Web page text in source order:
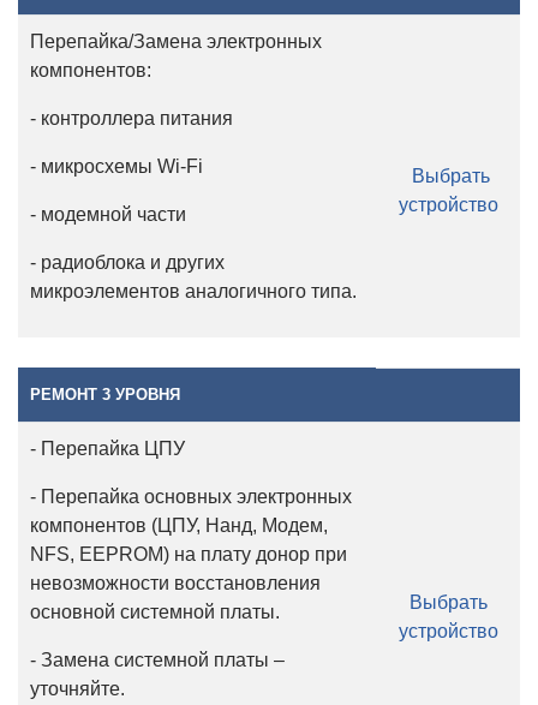
Перепайка/Замена электронных
компонентов:
- контроллера питания
- микросхемы Wi-Fi
- модемной части
- радиоблока и других
микроэлементов аналогичного типа.
Выбрать
устройство
РЕМОНТ 3 УРОВНЯ
- Перепайка ЦПУ
- Перепайка основных электронных
компонентов (ЦПУ, Нанд, Модем,
NFS, EEPROM) на плату донор при
невозможности восстановления
основной системной платы.
- Замена системной платы –
уточняйте.
Выбрать
устройство